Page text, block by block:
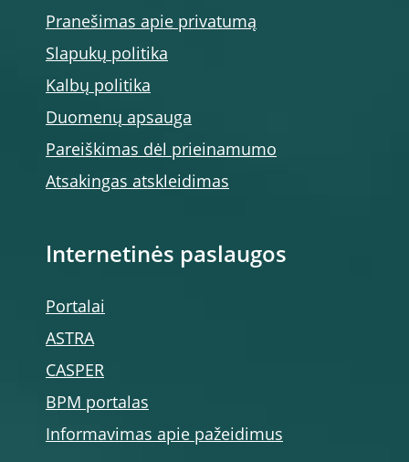
Pranešimas apie privatumą
Slapukų politika
Kalbų politika
Duomenų apsauga
Pareiškimas dėl prieinamumo
Atsakingas atskleidimas
Internetinės paslaugos
Portalai
ASTRA
CASPER
BPM portalas
Informavimas apie pažeidimus